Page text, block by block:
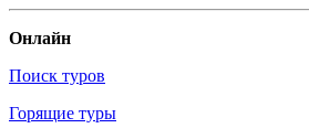
Онлайн
Поиск туров
Горящие туры